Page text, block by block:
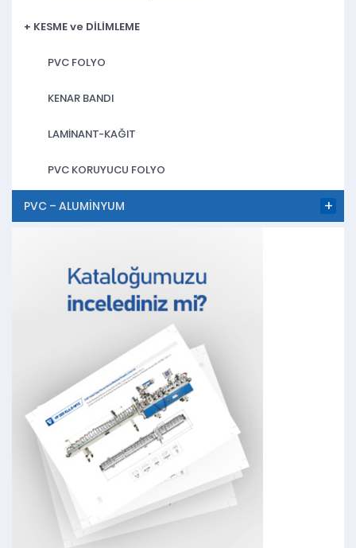
+ KESME ve DİLİMLEME
PVC FOLYO
KENAR BANDI
LAMİNANT-KAĞIT
PVC KORUYUCU FOLYO
PVC – ALUMİNYUM